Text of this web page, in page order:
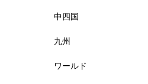
中四国
九州
ワールド